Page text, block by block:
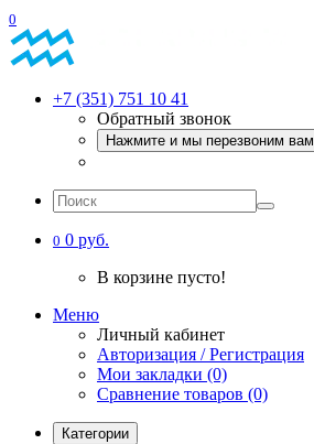
0
+7 (351) 751 10 41
Обратный звонок
Нажмите и мы перезвоним вам
0 0 руб.
В корзине пусто!
Меню
Личный кабинет
Авторизация / Регистрация
Мои закладки (0)
Сравнение товаров (0)
Категории